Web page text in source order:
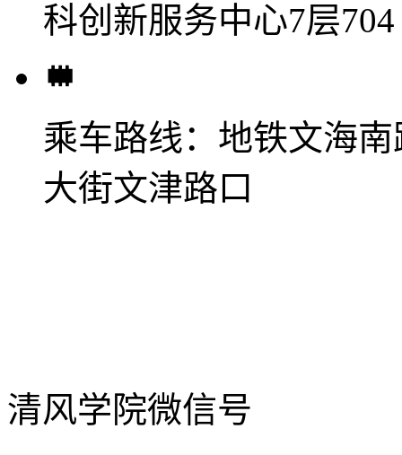
科创新服务中心7层704
乘车路线： 地铁文海
大街文津路口
清风学院微信号